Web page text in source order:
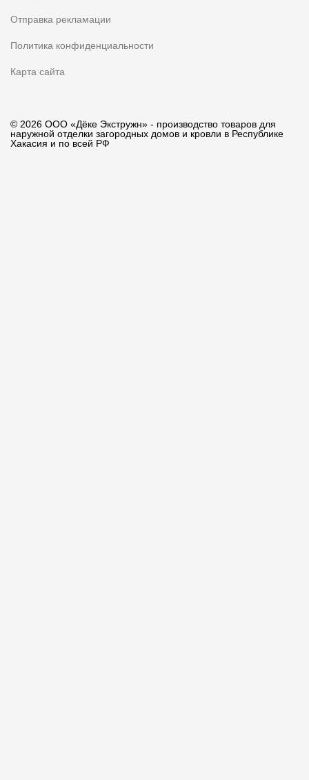
Отправка рекламации
Политика конфиденциальности
Карта сайта
© 2026 ООО «Дёке Экстружн» - производство товаров для
наружной отделки загородных домов и кровли в Республике
Хакасия и по всей РФ